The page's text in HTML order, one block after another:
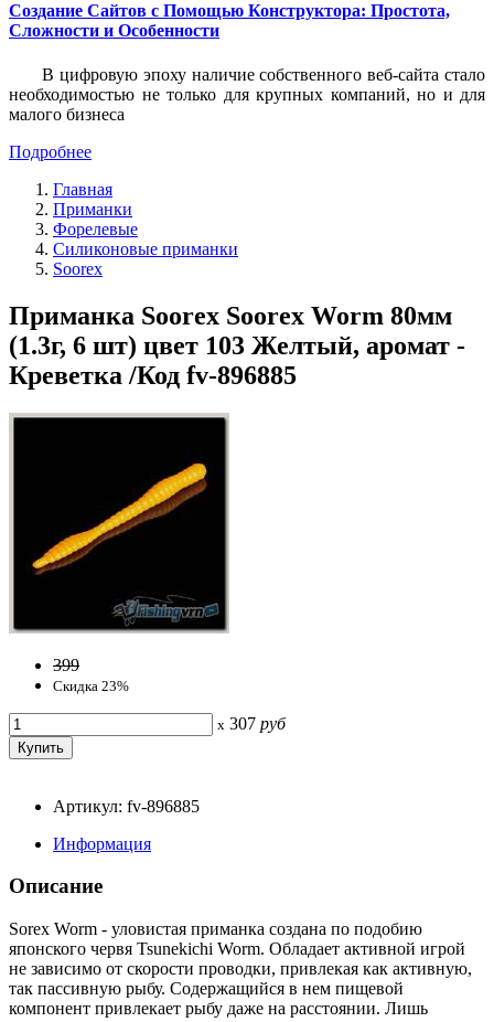
Создание Сайтов с Помощью Конструктора: Простота,
Сложности и Особенности
В цифровую эпоху наличие собственного веб-сайта стало
необходимостью не только для крупных компаний, но и для
малого бизнеса
Подробнее
Главная
Приманки
Форелевые
Силиконовые приманки
Soorex
Приманка Soorex Soorex Worm 80мм
(1.3г, 6 шт) цвет 103 Желтый, аромат -
Креветка /Код fv-896885
399
Скидка 23%
x 307 руб
Артикул: fv-896885
Информация
Описание
Sorex Worm - уловистая приманка создана по подобию
японского червя Tsunekichi Worm. Обладает активной игрой
не зависимо от скорости проводки, привлекая как активную,
так пассивную рыбу. Содержащийся в нем пищевой
компонент привлекает рыбу даже на расстоянии. Лишь